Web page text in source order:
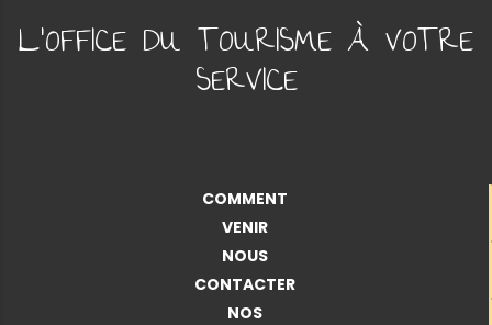
L'OFFICE DU TOURISME À VOTRE
SERVICE
COMMENT
VENIR
NOUS
CONTACTER
NOS